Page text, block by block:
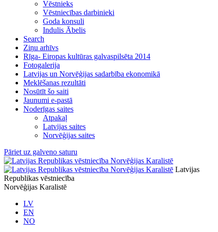
Vēstnieks
Vēstniecības darbinieki
Goda konsuli
Indulis Ābelis
Search
Ziņu arhīvs
Rīga- Eiropas kultūras galvaspilsēta 2014
Fotogalerija
Latvijas un Norvēģijas sadarbība ekonomikā
Meklēšanas rezultāti
Nosūtīt šo saiti
Jaunumi e-pastā
Noderīgas saites
Atpakaļ
Latvijas saites
Norvēģijas saites
Pāriet uz galveno saturu
Latvijas
Republikas vēstniecība
Norvēģijas Karalistē
LV
EN
NO